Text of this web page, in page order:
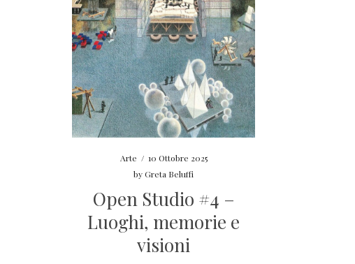
Arte / 10 Ottobre 2025
byGreta Beluffi
Open Studio #4 –
Luoghi, memorie e
visioni